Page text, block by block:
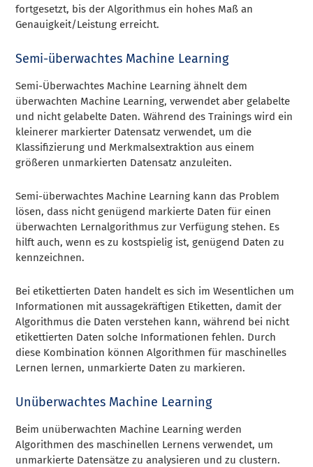
fortgesetzt, bis der Algorithmus ein hohes Maß an
Genauigkeit/Leistung erreicht.
Semi-überwachtes Machine Learning
Semi-Überwachtes Machine Learning ähnelt dem
überwachten Machine Learning, verwendet aber gelabelte
und nicht gelabelte Daten. Während des Trainings wird ein
kleinerer markierter Datensatz verwendet, um die
Klassifizierung und Merkmalsextraktion aus einem
größeren unmarkierten Datensatz anzuleiten.
Semi-überwachtes Machine Learning kann das Problem
lösen, dass nicht genügend markierte Daten für einen
überwachten Lernalgorithmus zur Verfügung stehen. Es
hilft auch, wenn es zu kostspielig ist, genügend Daten zu
kennzeichnen.
Bei etikettierten Daten handelt es sich im Wesentlichen um
Informationen mit aussagekräftigen Etiketten, damit der
Algorithmus die Daten verstehen kann, während bei nicht
etikettierten Daten solche Informationen fehlen. Durch
diese Kombination können Algorithmen für maschinelles
Lernen lernen, unmarkierte Daten zu markieren.
Unüberwachtes Machine Learning
Beim unüberwachten Machine Learning werden
Algorithmen des maschinellen Lernens verwendet, um
unmarkierte Datensätze zu analysieren und zu clustern.